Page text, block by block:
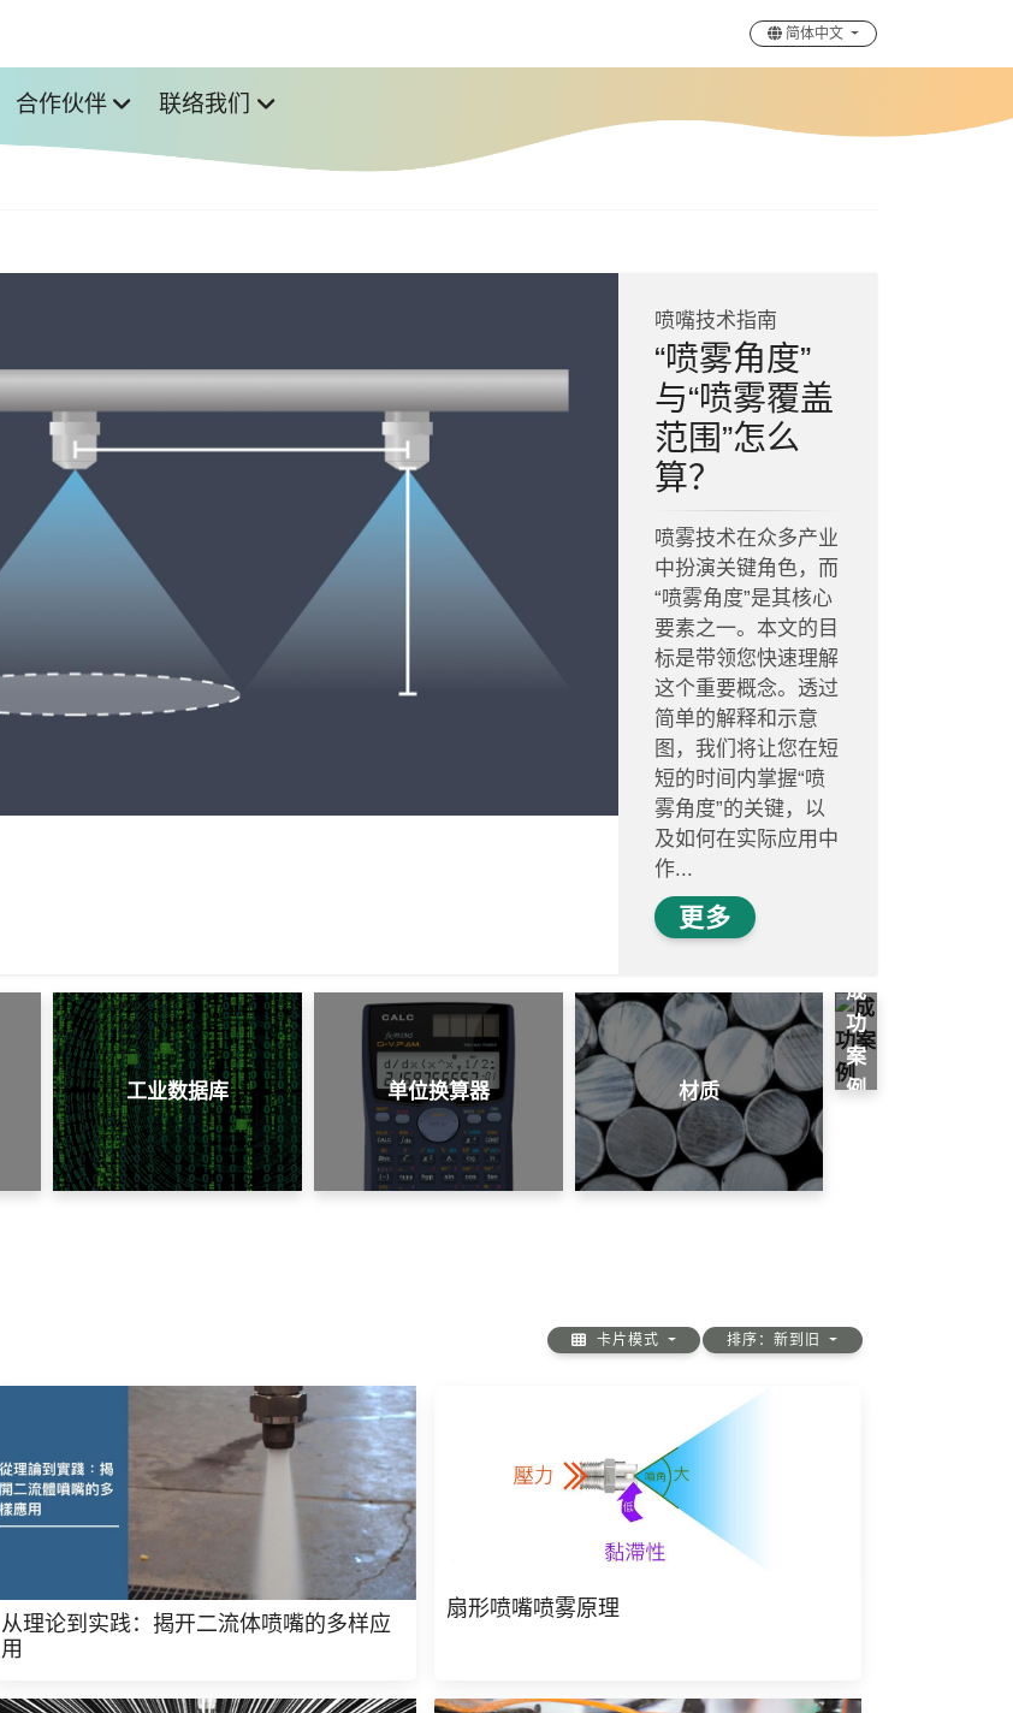
简体中文
合作伙伴 联络我们
喷嘴技术指南
“喷雾角度”
与“喷雾覆盖
范围”怎么
算？
喷雾技术在众多产业
中扮演关键角色，而
“喷雾角度”是其核心
要素之一。本文的目
标是带领您快速理解
这个重要概念。透过
简单的解释和示意
图，我们将让您在短
短的时间内掌握“喷
雾角度”的关键，以
及如何在实际应用中
作...
更多
工业数据库 单位换算器 材质
成
功
案
例
卡片模式 排序：新到旧
从理论到实践：揭开二流体喷嘴的多样应
用
扇形喷嘴喷雾原理